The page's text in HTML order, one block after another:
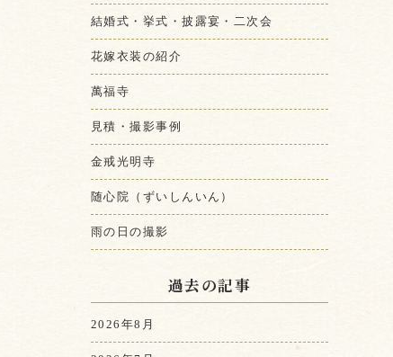
結婚式・挙式・披露宴・二次会
花嫁衣装の紹介
萬福寺
見積・撮影事例
金戒光明寺
随心院（ずいしんいん）
雨の日の撮影
過去の記事
2026年8月